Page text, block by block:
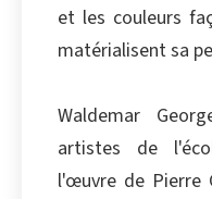
et les couleurs
matérialisent sa
Waldemar
artistes de
l'œuvre de Pierre